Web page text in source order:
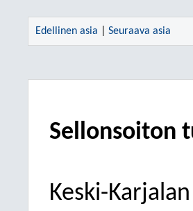
Edellinen asia Seuraava asia
Sellonsoiton
Keski-